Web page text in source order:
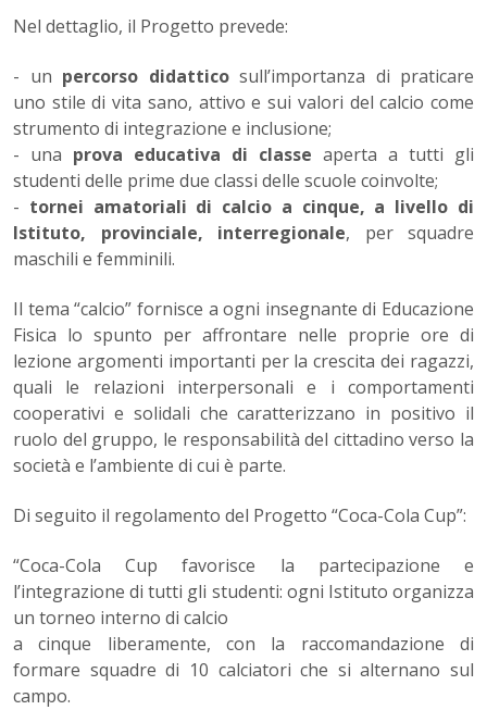
Nel dettaglio, il Progetto prevede:
- un percorso didattico sull’importanza di praticare
uno stile di vita sano, attivo e sui valori del calcio come
strumento di integrazione e inclusione;
- una prova educativa di classe aperta a tutti gli
studenti delle prime due classi delle scuole coinvolte;
- tornei amatoriali di calcio a cinque, a livello di
Istituto, provinciale, interregionale, per squadre
maschili e femminili.
Il tema “calcio” fornisce a ogni insegnante di Educazione
Fisica lo spunto per affrontare nelle proprie ore di
lezione argomenti importanti per la crescita dei ragazzi,
quali le relazioni interpersonali e i comportamenti
cooperativi e solidali che caratterizzano in positivo il
ruolo del gruppo, le responsabilità del cittadino verso la
società e l’ambiente di cui è parte.
Di seguito il regolamento del Progetto “Coca-Cola Cup”:
“Coca-Cola Cup favorisce la partecipazione e
l’integrazione di tutti gli studenti: ogni Istituto organizza
un torneo interno di calcio
a cinque liberamente, con la raccomandazione di
formare squadre di 10 calciatori che si alternano sul
campo.